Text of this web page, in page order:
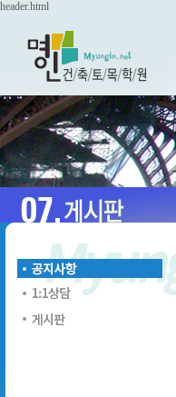
header.html